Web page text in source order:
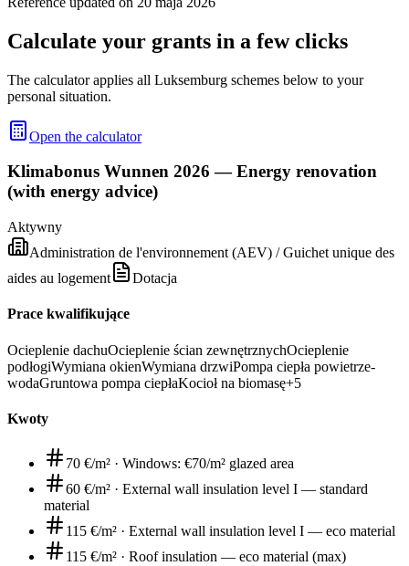
Calculate your grants in a few clicks
The calculator applies all Luksemburg schemes below to your
personal situation.
Open the calculator
Klimabonus Wunnen 2026 — Energy renovation
(with energy advice)
Aktywny
Administration de l'environnement (AEV) / Guichet unique des
aides au logement
Dotacja
Prace kwalifikujące
Ocieplenie dachuOcieplenie ścian zewnętrznychOcieplenie
podłogiWymiana okienWymiana drzwiPompa ciepła powietrze-
wodaGruntowa pompa ciepłaKocioł na biomasę+5
Kwoty
70 €/m² · Windows: €70/m² glazed area
60 €/m² · External wall insulation level I — standard
material
115 €/m² · External wall insulation level I — eco material
115 €/m² · Roof insulation — eco material (max)